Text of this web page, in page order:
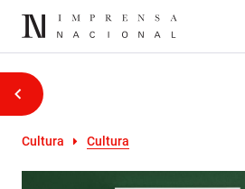
Cultura Cultura